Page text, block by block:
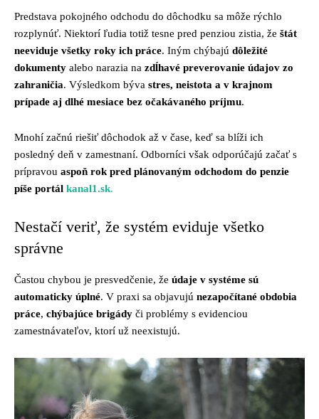
Predstava pokojného odchodu do dôchodku sa môže rýchlo
rozplynúť. Niektorí ľudia totiž tesne pred penziou zistia, že štát
neeviduje všetky roky ich práce. Iným chýbajú dôležité
dokumenty alebo narazia na zdĺhavé preverovanie údajov zo
zahraničia. Výsledkom býva stres, neistota a v krajnom
prípade aj dlhé mesiace bez očakávaného príjmu.
Mnohí začnú riešiť dôchodok až v čase, keď sa blíži ich
posledný deň v zamestnaní. Odborníci však odporúčajú začať s
prípravou aspoň rok pred plánovaným odchodom do penzie
píše portál kanal1.sk.
Nestačí veriť, že systém eviduje všetko
správne
Častou chybou je presvedčenie, že údaje v systéme sú
automaticky úplné. V praxi sa objavujú nezapočítané obdobia
práce, chýbajúce brigády či problémy s evidenciou
zamestnávateľov, ktorí už neexistujú.